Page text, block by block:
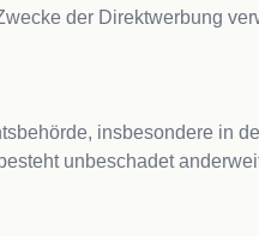
der Direktwerbung
insbesondere in
unbeschadet